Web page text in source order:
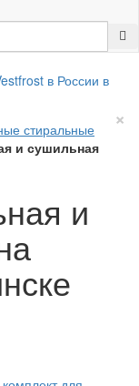
×
стиральные
и сушильная
и